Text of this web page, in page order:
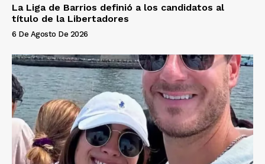
La Liga de Barrios definió a los candidatos al
título de la Libertadores
6 De Agosto De 2026